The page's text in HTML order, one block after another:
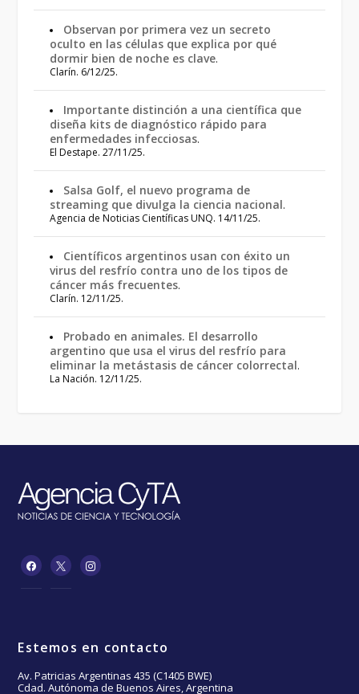
Observan por primera vez un secreto
oculto en las células que explica por qué
dormir bien de noche es clave.
Clarín. 6/12/25.
Importante distinción a una científica que
diseña kits de diagnóstico rápido para
enfermedades infecciosas.
El Destape. 27/11/25.
Salsa Golf, el nuevo programa de
streaming que divulga la ciencia nacional.
Agencia de Noticias Científicas UNQ. 14/11/25.
Científicos argentinos usan con éxito un
virus del resfrío contra uno de los tipos de
cáncer más frecuentes.
Clarín. 12/11/25.
Probado en animales. El desarrollo
argentino que usa el virus del resfrío para
eliminar la metástasis de cáncer colorrectal.
La Nación. 12/11/25.
Estemos en contacto
Av. Patricias Argentinas 435 (C1405 BWE)
Cdad. Autónoma de Buenos Aires, Argentina